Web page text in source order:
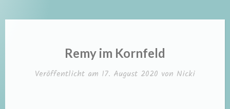
Remy im Kornfeld
Veröffentlicht am 17. August 2020 von Nicki